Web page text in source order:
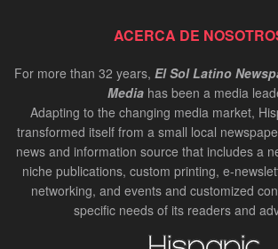
ACERCA DE
For more than 32 years, El Sol Latino
Media has been a media
Adapting to the changing media market,
transformed itself from a small local
news and information source that includes a
niche publications, custom printing, e-
networking, and events and customized
specific needs of its readers and